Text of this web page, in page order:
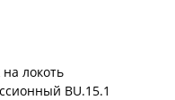
локоть
BU.15.1